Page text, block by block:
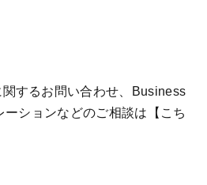
するお問い合わせ、Business
ションなどのご相談は 【こち